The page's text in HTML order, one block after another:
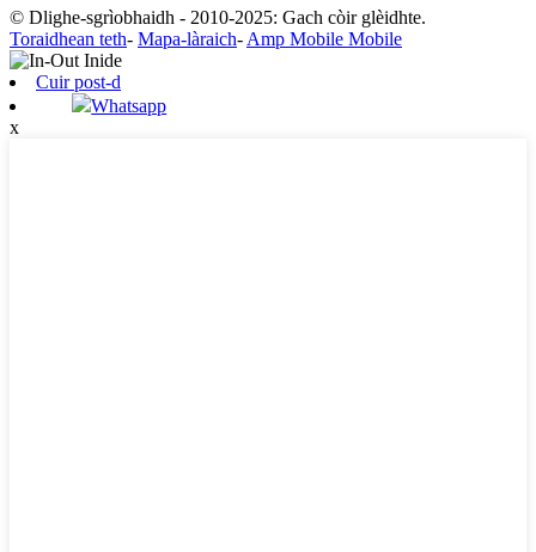
© Dlighe-sgrìobhaidh - 2010-2025: Gach còir glèidhte.
Toraidhean teth- Mapa-làraich- Amp Mobile Mobile
Cuir post-d
Whatsapp
x